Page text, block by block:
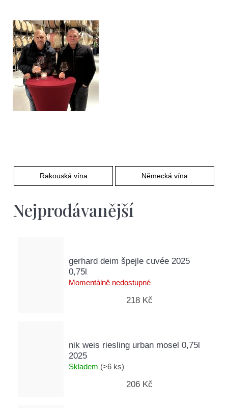
Rakouská vína Německá vína
Nejprodávanější
gerhard deim špejle cuvée 2025
0,75l
Momentálně nedostupné
218 Kč
nik weis riesling urban mosel 0,75l
2025
Skladem (>6 ks)
206 Kč
n
a
j
í
t
D
o